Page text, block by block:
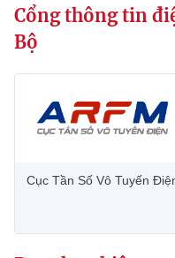
Cổng thông tin
Bộ
Cục Tần Số Vô Tuyến